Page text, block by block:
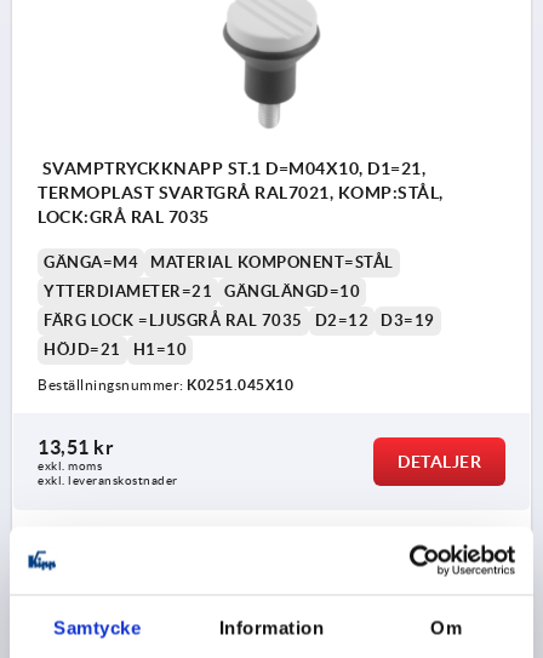
Samtycke Information Om
SVAMPTRYCKKNAPP ST.1 D=M04X10, D1=21,
TERMOPLAST SVARTGRÅ RAL7021, KOMP:STÅL,
LOCK:GRÅ RAL 7035
GÄNGA=M4
MATERIAL KOMPONENT=STÅL
YTTERDIAMETER=21
GÄNGLÄNGD=10
FÄRG LOCK =LJUSGRÅ RAL 7035
D2=12
D3=19
HÖJD=21
H1=10
Beställningsnummer: K0251.045X10
13,51 kr
exkl. moms
exkl. leveranskostnader
DETALJER
K0251